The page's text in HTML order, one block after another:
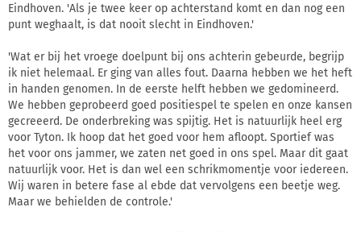
Eindhoven. 'Als je twee keer op achterstand komt en dan nog een
punt weghaalt, is dat nooit slecht in Eindhoven.'
'Wat er bij het vroege doelpunt bij ons achterin gebeurde, begrijp
ik niet helemaal. Er ging van alles fout. Daarna hebben we het heft
in handen genomen. In de eerste helft hebben we gedomineerd.
We hebben geprobeerd goed positiespel te spelen en onze kansen
gecreeerd. De onderbreking was spijtig. Het is natuurlijk heel erg
voor Tyton. Ik hoop dat het goed voor hem afloopt. Sportief was
het voor ons jammer, we zaten net goed in ons spel. Maar dit gaat
natuurlijk voor. Het is dan wel een schrikmomentje voor iedereen.
Wij waren in betere fase al ebde dat vervolgens een beetje weg.
Maar we behielden de controle.'